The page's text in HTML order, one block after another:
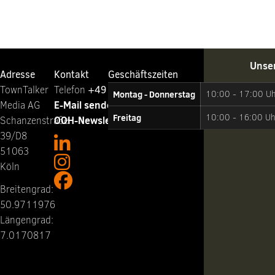
Adresse
TownTalker
Media AG
Schanzenstraße
39/D8
51063
Köln
Breitengrad:
50.9711976
Längengrad:
7.0170817
Kontakt
Telefon ‭ +49 221 65064-0
E-Mail senden
OOH-Newsletter abonnieren
Geschäftszeiten
Montag - Donnerstag
10:00 - 17:00
Freitag 10:00 - 16:00